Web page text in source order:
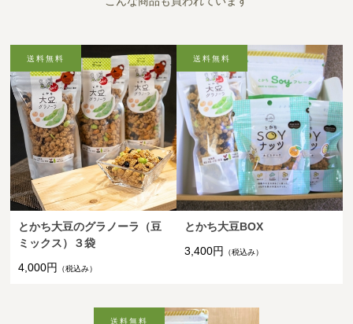
とかち大豆のグラノーラ（豆
ミックス）３袋
4,000円
（税込み）
とかち大豆BOX
3,400円
（税込み）